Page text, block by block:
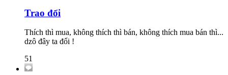
Trao đổi
Thích thì mua, không thích thì bán, không thích mua bán thì...
dzô đây ta đổi !
51